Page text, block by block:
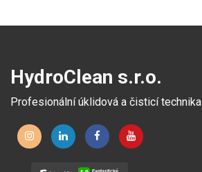
HydroClean s.r.o.
Profesionální úklidová a čisticí technika